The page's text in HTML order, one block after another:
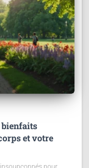
bienfaits
et votre